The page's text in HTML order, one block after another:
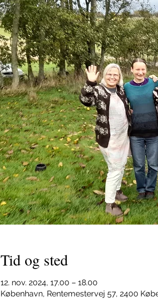
Tid og sted
12. nov. 2024, 17.00 – 18.00
København, Rentemestervej 57, 2400